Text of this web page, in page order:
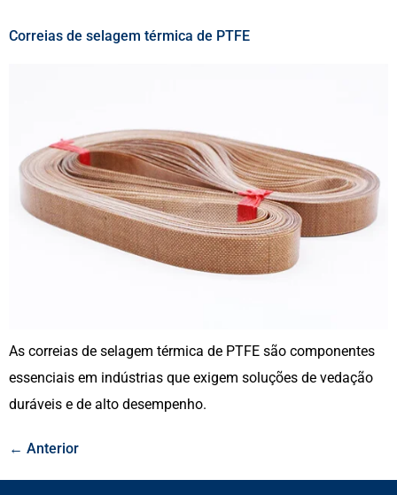
Correias de selagem térmica de PTFE
As correias de selagem térmica de PTFE são componentes
essenciais em indústrias que exigem soluções de vedação
duráveis e de alto desempenho.
← Anterior